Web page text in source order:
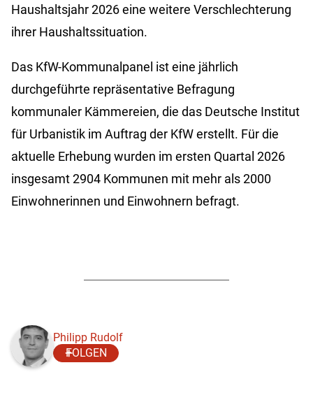
Haushaltsjahr 2026 eine weitere Verschlechterung
ihrer Haushaltssituation.
Das KfW-Kommunalpanel ist eine jährlich
durchgeführte repräsentative Befragung
kommunaler Kämmereien, die das Deutsche Institut
für Urbanistik im Auftrag der KfW erstellt. Für die
aktuelle Erhebung wurden im ersten Quartal 2026
insgesamt 2904 Kommunen mit mehr als 2000
Einwohnerinnen und Einwohnern befragt.
Philipp Rudolf
FOLGEN